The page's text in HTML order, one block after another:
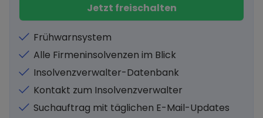
Jetzt freischalten
Frühwarnsystem
Alle Firmeninsolvenzen im Blick
Insolvenzverwalter-Datenbank
Kontakt zum Insolvenzverwalter
Suchauftrag mit täglichen E-Mail-Updates